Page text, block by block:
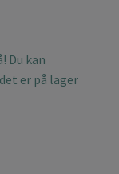
Du kan
er på lager